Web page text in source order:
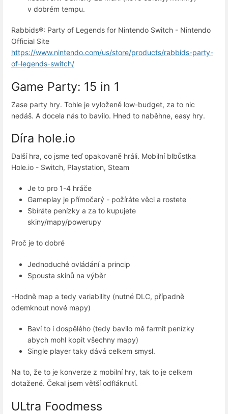
v dobrém tempu.
Rabbids®: Party of Legends for Nintendo Switch - Nintendo
Official Site
https://www.nintendo.com/us/store/products/rabbids-party-
of-legends-switch/
Game Party: 15 in 1
Zase party hry. Tohle je vyloženě low-budget, za to nic
nedáš. A docela nás to bavilo. Hned to naběhne, easy hry.
Díra hole.io
Další hra, co jsme teď opakovaně hráli. Mobilní blbůstka
Hole.io - Switch, Playstation, Steam
Je to pro 1-4 hráče
Gameplay je přímočarý - požíráte věci a rostete
Sbíráte penízky a za to kupujete
skiny/mapy/powerupy
Proč je to dobré
Jednoduché ovládání a princip
Spousta skinů na výběr
-Hodně map a tedy variability (nutné DLC, případně
odemknout nové mapy)
Baví to i dospělého (tedy bavilo mě farmit penízky
abych mohl kopit všechny mapy)
Single player taky dává celkem smysl.
Na to, že to je konverze z mobilní hry, tak to je celkem
dotažené. Čekal jsem větší odfláknutí.
ULtra Foodmess